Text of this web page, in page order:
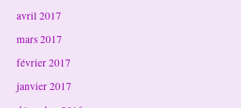
avril 2017
mars 2017
février 2017
janvier 2017